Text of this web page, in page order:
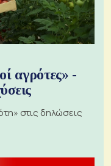
αγρότες» -
στις δηλώσεις